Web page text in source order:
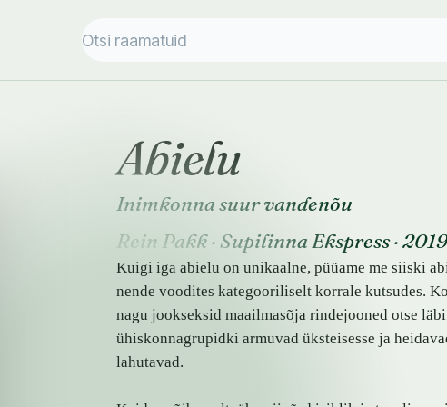
Abielu
Inimkonna suur vandenõu
Rein Pakk· Supilinna Ekspress·2019
Kuigi iga abielu on unikaalne, püüame me siiski
nende voodites kategooriliselt korrale kutsudes.
nagu jookseksid maailmasõja rindejooned otse
ühiskonnagrupidki armuvad üksteisesse ja
lahutavad.